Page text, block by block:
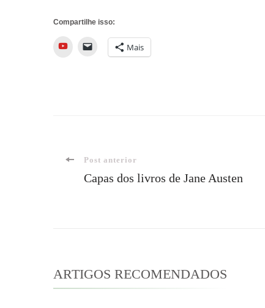
Compartilhe isso:
YouTube Mais
Navegação
Post anterior
Capas dos livros de Jane Austen
ARTIGOS RECOMENDADOS